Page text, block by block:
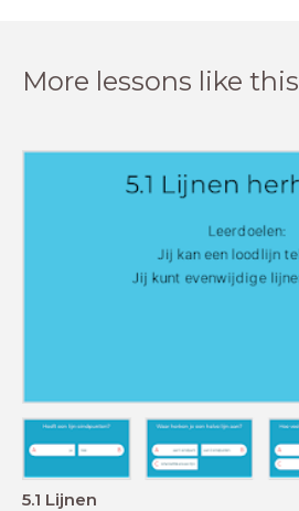
More lessons like this
5.1 Lijnen